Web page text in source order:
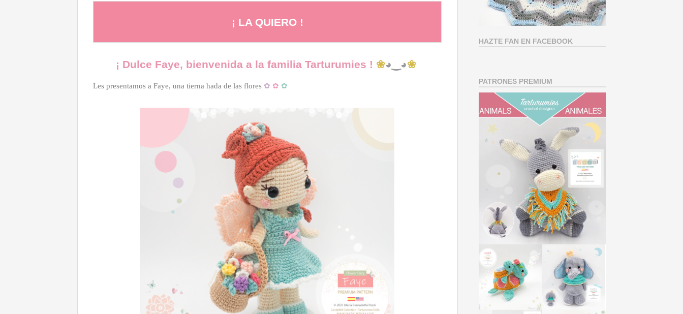
¡ LA QUIERO !
¡ Dulce Faye, bienvenida a la familia Tarturumies ! ❀◕‿◕❀
Les presentamos a Faye, una tierna hada de las flores ✿ ✿ ✿
HAZTE FAN EN FACEBOOK
PATRONES PREMIUM